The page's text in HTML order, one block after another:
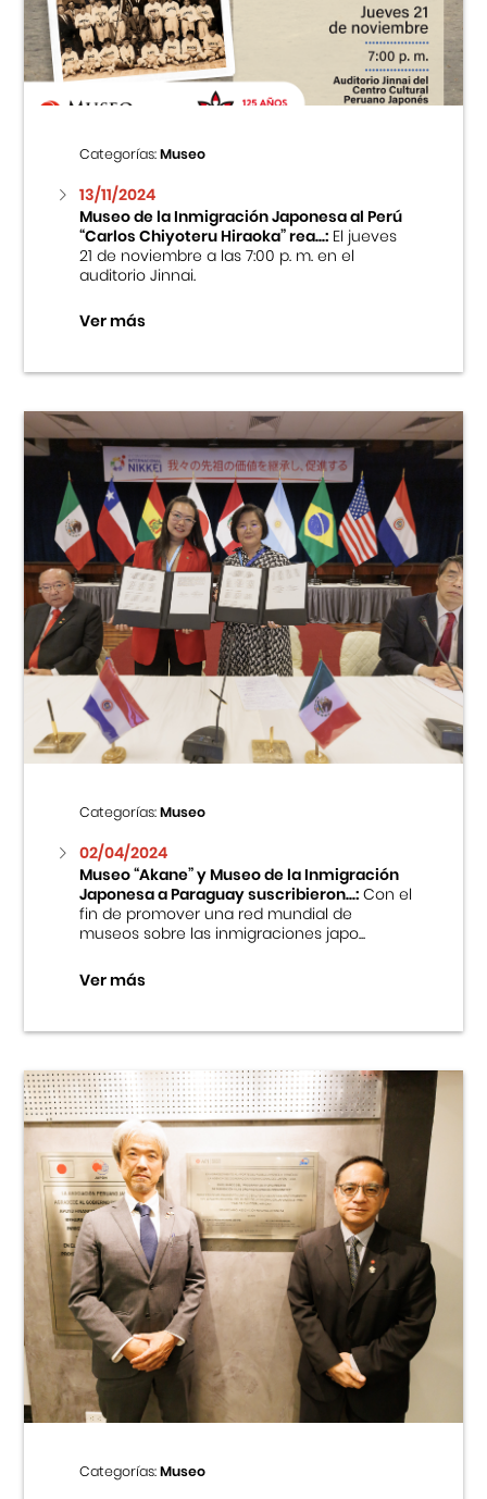
Centro Cultural Peruano Japonés
Cursos
Museo de la Inmigración Japonesa
Fondo Editorial
Teatro Peruano Japonés
Categorías:Museo
13/11/2024
Museo de la Inmigración Japonesa al Perú
“Carlos Chiyoteru Hiraoka” rea...:El jueves
21 de noviembre a las 7:00 p. m. en el
auditorio Jinnai.
Ver más
Categorías:Museo
02/04/2024
Museo “Akane” y Museo de la Inmigración
Japonesa a Paraguay suscribieron...:Con el
fin de promover una red mundial de
museos sobre las inmigraciones japo...
Ver más
Categorías:Museo